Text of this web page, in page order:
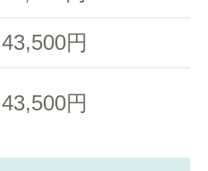
43,500円
43,500円